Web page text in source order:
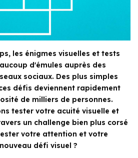
les énigmes visuelles et tests
d'émules auprès des
sociaux. Des plus simples
défis deviennent rapidement
de milliers de personnes.
tester votre acuité visuelle et
un challenge bien plus corsé
votre attention et votre
défi visuel ?